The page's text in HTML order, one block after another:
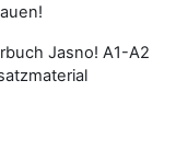
Jasno! A1-A2